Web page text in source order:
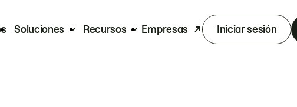
Soluciones Recursos Empresas Iniciar sesión